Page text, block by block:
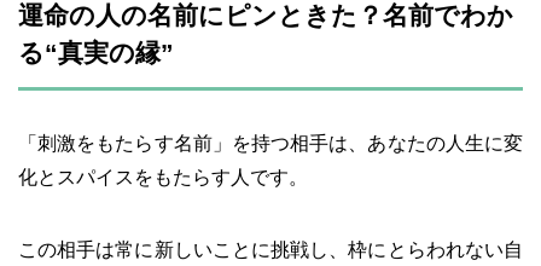
運命の人の名前にピンときた？名前でわか
る“真実の縁”
「刺激をもたらす名前」を持つ相手は、あなたの人生に変
化とスパイスをもたらす人です。
この相手は常に新しいことに挑戦し、枠にとらわれない自